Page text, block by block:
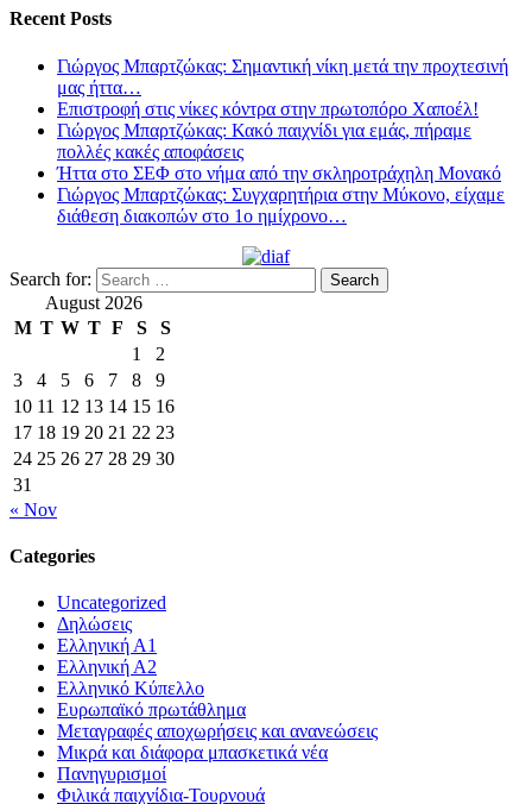
Recent Posts
Γιώργος Μπαρτζώκας: Σημαντική νίκη μετά την προχτεσινή
μας ήττα…
Επιστροφή στις νίκες κόντρα στην πρωτοπόρο Χαποέλ!
Γιώργος Μπαρτζώκας: Κακό παιχνίδι για εμάς, πήραμε
πολλές κακές αποφάσεις
Ήττα στο ΣΕΦ στο νήμα από την σκληροτράχηλη Μονακό
Γιώργος Μπαρτζώκας: Συγχαρητήρια στην Μύκονο, είχαμε
διάθεση διακοπών στο 1ο ημίχρονο…
Search for:
August 2026
M T W T F S
S
1
2
3
4 5 6 7 8
9
10 11 12 13 14 15 16
17 18 19 20 21 22 23
24 25 26 27 28 29 30
31
« Nov
Categories
Uncategorized
Δηλώσεις
Ελληνική Α1
Ελληνική Α2
Ελληνικό Κύπελλο
Ευρωπαϊκό πρωτάθλημα
Μεταγραφές αποχωρήσεις και ανανεώσεις
Μικρά και διάφορα μπασκετικά νέα
Πανηγυρισμοί
Φιλικά παιχνίδια-Τουρνουά